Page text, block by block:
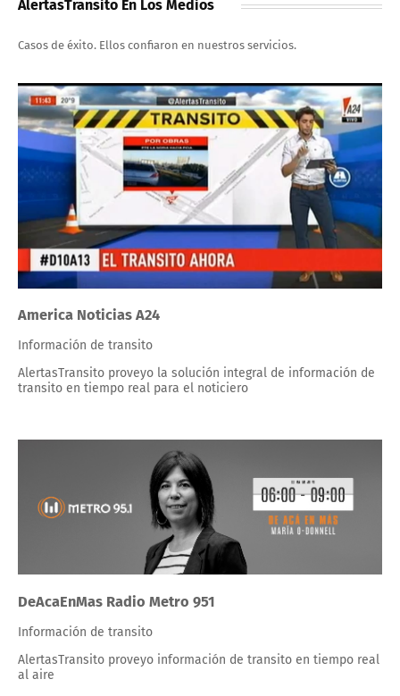
AlertasTransito En Los Medios
Casos de éxito. Ellos confiaron en nuestros servicios.
America Noticias A24
Información de transito
AlertasTransito proveyo la solución integral de información de
transito en tiempo real para el noticiero
DeAcaEnMas Radio Metro 951
Información de transito
AlertasTransito proveyo información de transito en tiempo real
al aire